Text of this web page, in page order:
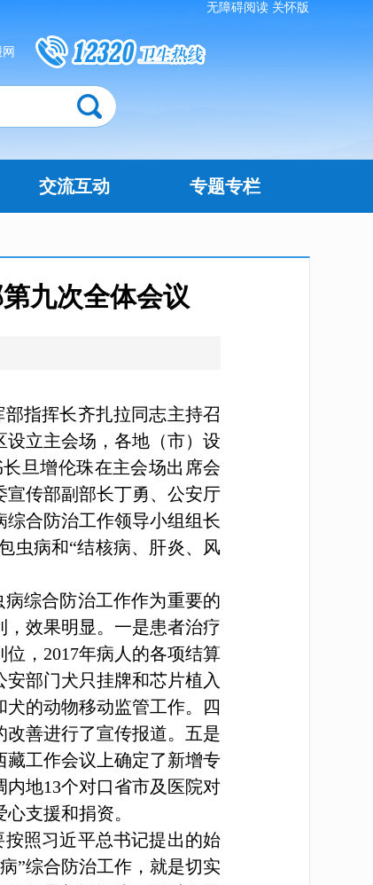
无障碍阅读 关怀版
交流互动 专题专栏
九次全体会议
指挥长齐扎拉同志主持召
立主会场，各地（市）设
旦增伦珠在主会场出席会
传部副部长丁勇、公安厅
合防治工作领导小组组长
虫病和“结核病、肝炎、风
综合防治工作作为重要的
效果明显。一是患者治疗
，2017年病人的各项结算
安部门犬只挂牌和芯片植入
犬的动物移动监管工作。
四
善进行了宣传报道。五是
藏工作会议上确定了新增专
地13个对口省市及医院对
支援和捐资。
按照习近平总书记提出的始
”综合防治工作，就是切实